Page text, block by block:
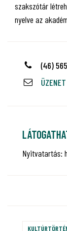
szakszótár
nyelve az
(46)
Nyitvatartás: